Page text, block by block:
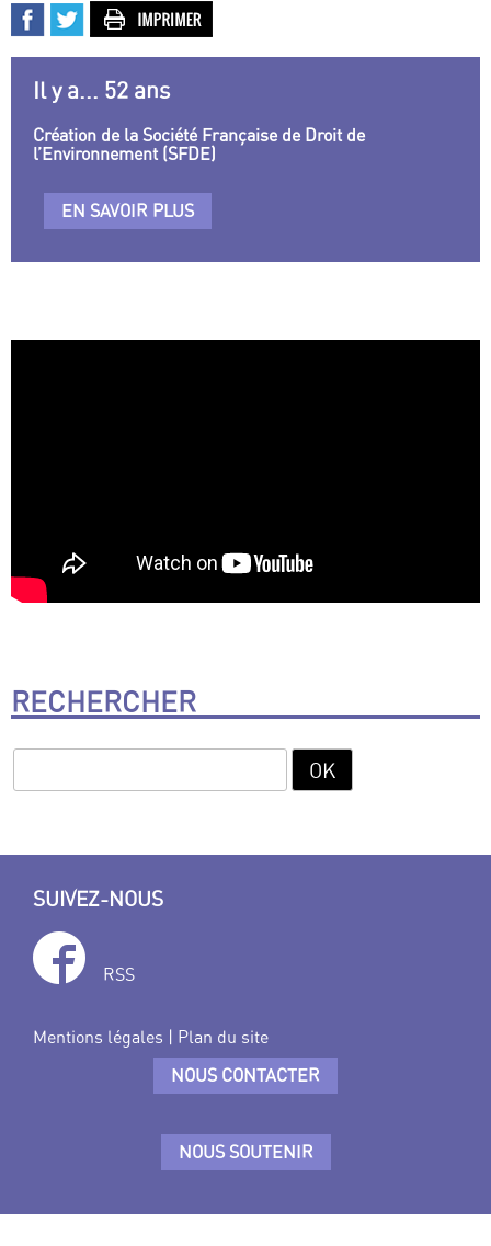
Il y a... 52 ans
Création de la Société Française de Droit de
l’Environnement (SFDE)
EN SAVOIR PLUS
RECHERCHER
SUIVEZ-NOUS
RSS
Mentions légales | Plan du site
NOUS CONTACTER
NOUS SOUTENIR